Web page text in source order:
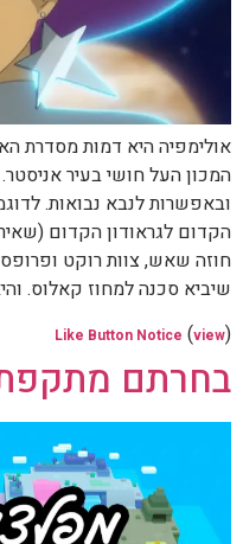
המכון העל חושי בעיר
ובאפשרות לנבא נבואות.
חוזה שאש, צוות רוקט
שיביא סכנה למחוז קאלוס.
Like Button Notice (view)
בחרתם